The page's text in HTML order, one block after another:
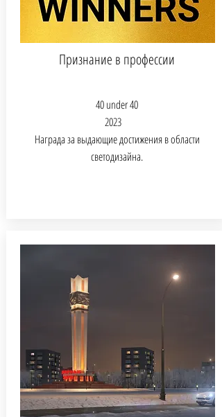
Признание в профессии
40 under 40
2023
Награда за выдающие достижения в области
светодизайна.